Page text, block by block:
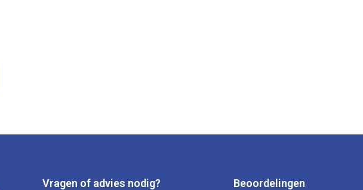
Vragen of advies nodig? Beoordelingen